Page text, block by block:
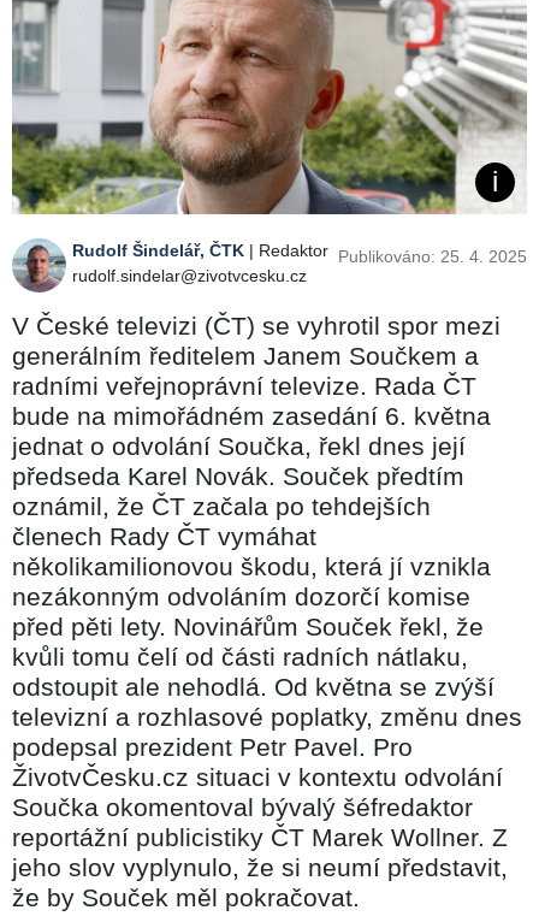
Rudolf Šindelář, ČTK | Redaktor
rudolf.sindelar@zivotvcesku.cz
Publikováno: 25. 4. 2025
V České televizi (ČT) se vyhrotil spor mezi
generálním ředitelem Janem Součkem a
radními veřejnoprávní televize. Rada ČT
bude na mimořádném zasedání 6. května
jednat o odvolání Součka, řekl dnes její
předseda Karel Novák. Souček předtím
oznámil, že ČT začala po tehdejších
členech Rady ČT vymáhat
několikamilionovou škodu, která jí vznikla
nezákonným odvoláním dozorčí komise
před pěti lety. Novinářům Souček řekl, že
kvůli tomu čelí od části radních nátlaku,
odstoupit ale nehodlá. Od května se zvýší
televizní a rozhlasové poplatky, změnu dnes
podepsal prezident Petr Pavel. Pro
ŽivotvČesku.cz situaci v kontextu odvolání
Součka okomentoval bývalý šéfredaktor
reportážní publicistiky ČT Marek Wollner. Z
jeho slov vyplynulo, že si neumí představit,
že by Souček měl pokračovat.